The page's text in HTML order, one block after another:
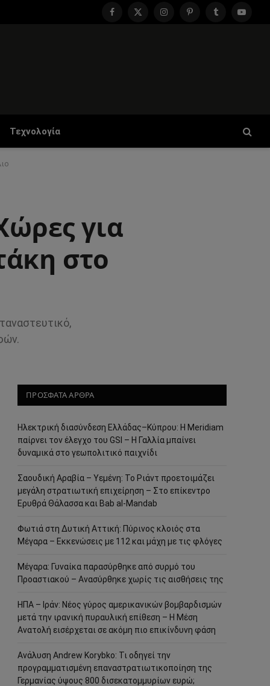
Facebook
X
InstagramPinterestTumblr
Τεχνολογία
για
στο
ΠΡΟΣΦΑΤΑ ΑΡΘΡΑ
Ηλεκτρική διασύνδεση Ελλάδας–Κύπρου: Η Meridiam
παίρνει τον έλεγχο του GSI – Η Γαλλία μπαίνει
δυναμικά στο γεωπολιτικό παιχνίδι
Σαουδική Αραβία – Υεμένη: Το Ριάντ προετοιμάζει
μεγάλη στρατιωτική επιχείρηση – Στο επίκεντρο
Ερυθρά Θάλασσα και Bab al-Mandab
Φωτιά στη Δυτική Αττική: Πύρινος κλοιός στα
Μέγαρα – Εκκενώσεις με 112 και μάχη με τις φλόγες
Μέγαρα: Γυναίκα παρασύρθηκε από συρμό του
Προαστιακού – Ανασύρθηκε χωρίς τις αισθήσεις της
ΗΠΑ – Ιράν: Νέος γύρος αμερικανικών βομβαρδισμών
μετά την ιρανική πυραυλική επίθεση – Η Μέση
Ανατολή εισέρχεται σε ακόμη πιο επικίνδυνη φάση
Ανάλυση Andrew Korybko: Τι οδηγεί την
προγραμματισμένη επαναστρατιωτικοποίηση της
Γερμανίας ύψους 800 δισεκατομμυρίων ευρώ;